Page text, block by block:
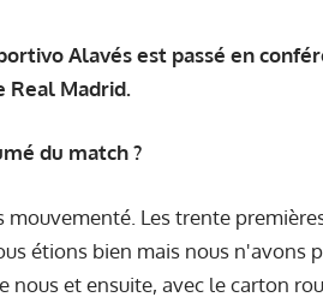
Alavés est passé en
Real Madrid.
du match ?
mouvementé. Les trente
étions bien mais nous n'avons
nous et ensuite, avec le carton